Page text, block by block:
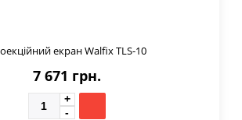
екран Walfix TLS-10
7 671 грн.